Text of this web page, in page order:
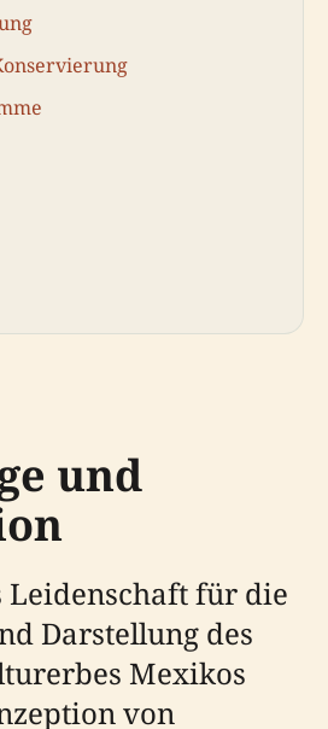
und
Leidenschaft für die
Darstellung des
Mexikos
von